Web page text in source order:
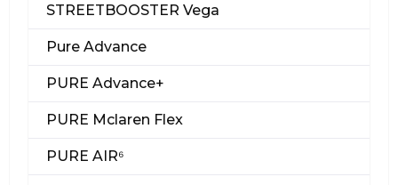
STREETBOOSTER Vega
Pure Advance
PURE Advance+
PURE Mclaren Flex
PURE AIR⁶